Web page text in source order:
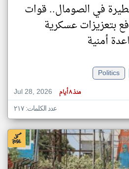
في الصومال.. قوات
بتعزيزات عسكرية
أمنية
Politics
Jul 28, 2026
منذ ٨ أيام
عدد الكلمات: ٢١٧